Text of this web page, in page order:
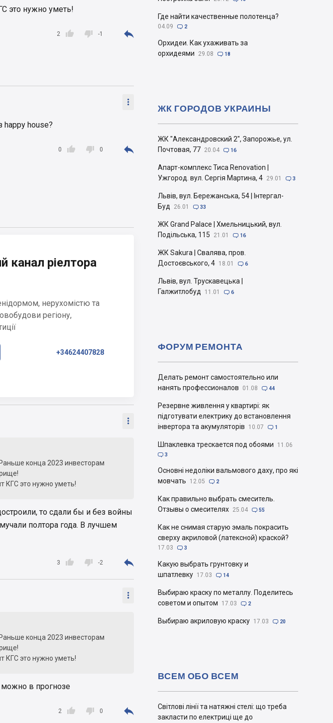
это нужно уметь!

2  -1 

house?

0  0 

конца 2023 инвесторам
КГС это нужно уметь!
то сдали бы и без войны
полтора года. В лучшем

3  -2 

конца 2023 инвесторам
КГС это нужно уметь!
в прогнозе

2  0 
канал ріелтора
нерухомістю та
регіону,
+34624407828
Где найти качественные полотенца?
04.09  2
Орхидеи. Как ухаживать за
орхидеями
29.08  18
ЖК "Александровский 2", Запорожье, ул.
Почтовая, 77 20.04  16
Апарт-комплекс Тиса Renovation |
Ужгород. вул. Сергія Мартина, 4 29.01  3
Львів, вул. Бережанська, 54 | Інтергал-
Буд
26.01  33
ЖК Grand Palace | Хмельницький, вул.
Подільська, 115
21.01  16
ЖК Sakura | Свалява, пров.
Достоєвського, 4 18.01  6
Львів, вул. Трускавецька |
Галжитлобуд
11.01  6
ЖК ГОРОДОВ УКРАИНЫ
Делать ремонт самостоятельно или
нанять профессионалов
01.08  44
Резервне живлення у квартирі: як
підготувати електрику до встановлення
інвертора та акумуляторів
10.07  1
Шпаклевка трескается под обоями 11.06
 3
Основні недоліки вальмового даху, про які
мовчать
12.05  2
Как правильно выбрать смеситель.
Отзывы о смесителях 25.04  55
Как не снимая старую эмаль покрасить
сверху акриловой (латексной) краской?
17.03  3
Какую выбрать грунтовку и
шпатлевку 17.03  14
Выбираю краску по металлу. Поделитесь
советом и опытом
17.03  2
Выбираю акриловую краску 17.03  20
ФОРУМ РЕМОНТА
Світлові лінії та натяжні стелі: що треба
закласти по електриці ще до
ВСЕМ ОБО ВСЕМ